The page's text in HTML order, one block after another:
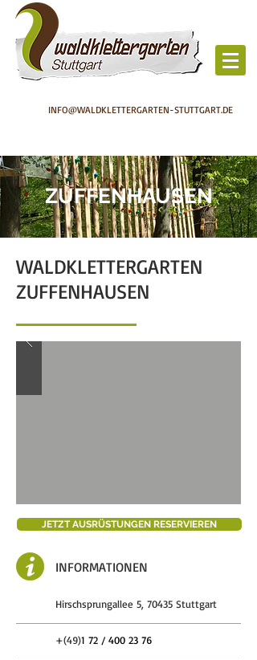
INFO@WALDKLETTERGARTEN-STUTTGART.DE
ZUFFENHAUSEN
WALDKLETTERGARTEN
ZUFFENHAUSEN
JETZT AUSRÜSTUNGEN RESERVIEREN
INFORMATIONEN
Hirschsprungallee 5, 70435 Stuttgart
+(49)1 72 / 400 23 76